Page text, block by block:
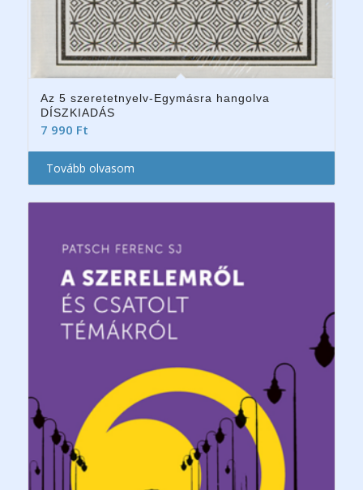
Az 5 szeretetnyelv-Egymásra hangolva
DÍSZKIADÁS
7 990 Ft
Tovább olvasom